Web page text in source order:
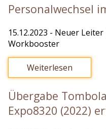
Personalwechsel
15.12.2023 - Neuer Leiter
Workbooster
Weiterlesen
Übergabe
Expo8320 (2022)